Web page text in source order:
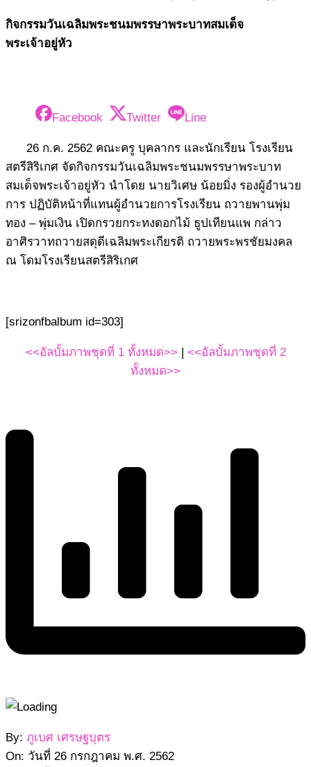
กิจกรรมวันเฉลิมพระชนมพรรษาพระบาทสมเด็จ
พระเจ้าอยู่หัว
Facebook Twitter Line
26 ก.ค. 2562 คณะครู บุคลากร และนักเรียน โรงเรียน
สตรีสิริเกศ จัดกิจกรรมวันเฉลิมพระชนมพรรษาพระบาท
สมเด็จพระเจ้าอยู่หัว นำโดย นายวิเศษ น้อยมิ่ง รองผู้อำนวย
การ ปฏิบัติหน้าที่แทนผู้อำนวยการโรงเรียน ถวายพานพุ่ม
ทอง – พุ่มเงิน เปิดกรวยกระทงดอกไม้ ธูปเทียนแพ กล่าว
อาศิรวาทถวายสดุดีเฉลิมพระเกียรติ ถวายพระพรชัยมงคล
ณ โดมโรงเรียนสตรีสิริเกศ
[srizonfbalbum id=303]
<<อัลบั้มภาพชุดที่ 1 ทั้งหมด>>
<<อัลบั้มภาพชุดที่ 2
ทั้งหมด>>
2562-
07-
By: ภูเบศ เศรษฐบุตร
On: วันที่ 26 กรกฎาคม พ.ศ. 2562